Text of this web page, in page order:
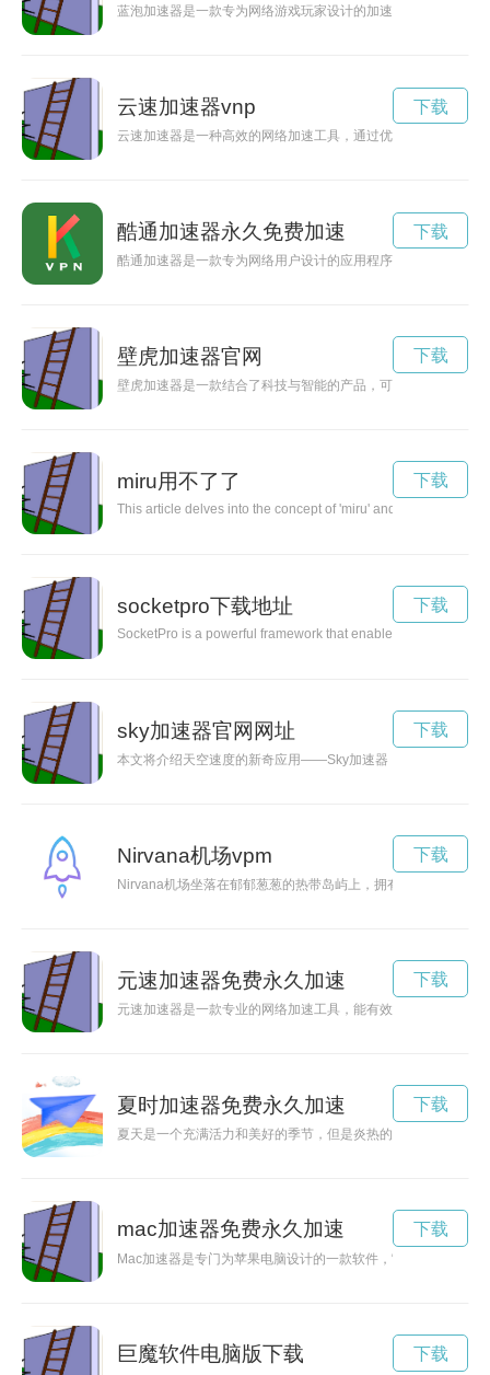
蓝泡加速器是一款专为网络游戏玩家设计的加速神器，可以提
云速加速器vnp
云速加速器是一种高效的网络加速工具，通过优化网络连接，
下载
酷通加速器永久免费加速
酷通加速器是一款专为网络用户设计的应用程序，能够有效提
下载
壁虎加速器官网
壁虎加速器是一款结合了科技与智能的产品，可以让你的生活
下载
miru用不了了
This article delves into the concept of 'miru' and its
下载
socketpro下载地址
SocketPro is a powerful framework that enables developers
下载
sky加速器官网网址
本文将介绍天空速度的新奇应用——Sky加速器，以及其在科学
下载
Nirvana机场vpm
Nirvana机场坐落在郁郁葱葱的热带岛屿上，拥有独特的建筑设
下载
元速加速器免费永久加速
元速加速器是一款专业的网络加速工具，能有效解决网络延迟
下载
夏时加速器免费永久加速
夏天是一个充满活力和美好的季节，但是炎热的天气却让人感
下载
mac加速器免费永久加速
Mac加速器是专门为苹果电脑设计的一款软件，它可以针对
下载
巨魔软件电脑版下载 下载